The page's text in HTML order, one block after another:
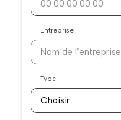
Entreprise
Type